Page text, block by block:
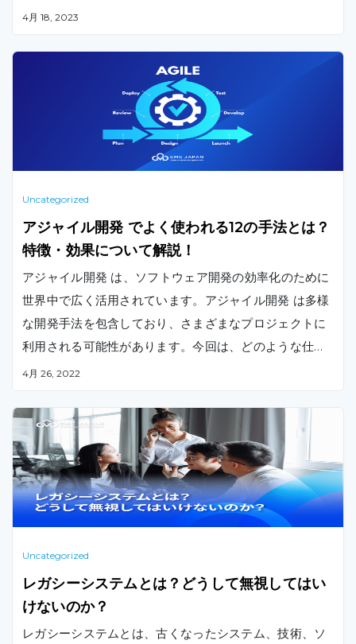
4月 18, 2023
Uncategorized
アジャイル開発 でよく使われる12の手法とは？
特徴・効果について解説！
アジャイル開発 は、ソフトウェア開発の効率化のために
世界中で広く活用されています。アジャイル開発 は多様
な開発手法を包含しており、さまざまなプロジェクトに
利用される可能性があります。今回は、どのような仕組
みなのか、またソフトウェア開発でよく使われる12種類
4月 26, 2022
Uncategorized
レガシーシステムとは？どうして無視してはい
けないのか？
レガシーシステムとは、古くなったシステム、技術、ソ